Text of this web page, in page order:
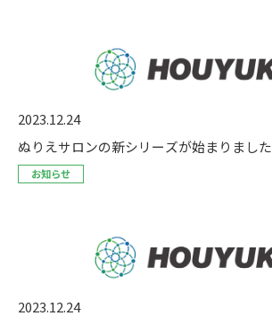
2023.12.24
ぬりえサロンの新シリーズが始まりました
お知らせ
2023.12.24